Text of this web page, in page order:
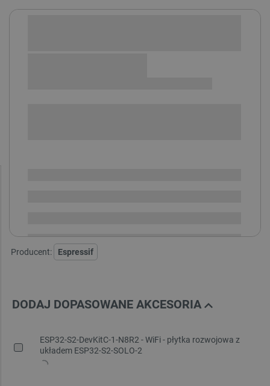
Producent: Espressif
DODAJ DOPASOWANE AKCESORIA
ESP32-S2-DevKitC-1-N8R2 - WiFi - płytka rozwojowa z
układem ESP32-S2-SOLO-2